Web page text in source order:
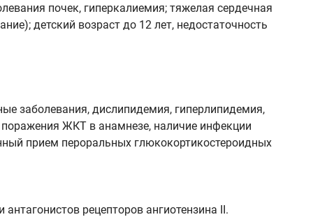
почек, гиперкалиемия; тяжелая сердечная
детский возраст до 12 лет, недостаточность
заболевания, дислипидемия, гиперлипидемия,
поражения ЖКТ в анамнезе, наличие инфекции
прием пероральных глюкокортикостероидных
рецепторов ангиотензина II.